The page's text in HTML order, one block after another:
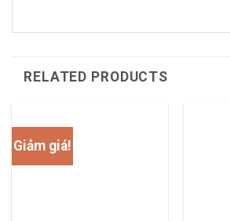
RELATED PRODUCTS
Giảm giá!